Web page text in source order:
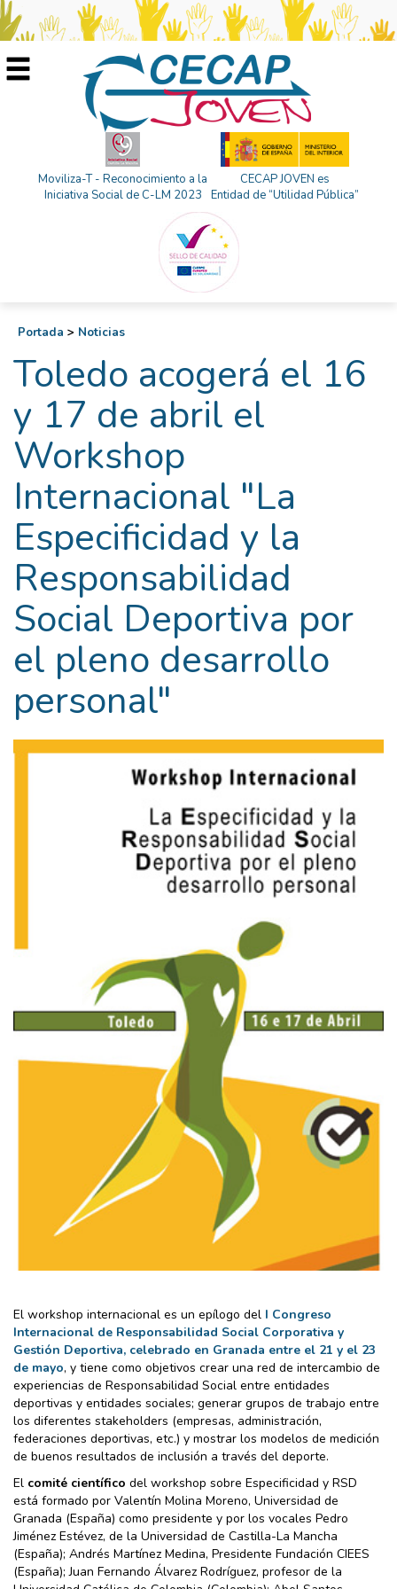
Moviliza-T - Reconocimiento a la
Iniciativa Social de C-LM 2023
CECAP JOVEN es
Entidad de “Utilidad Pública”
Portada > Noticias
Toledo acogerá el 16
y 17 de abril el
Workshop
Internacional "La
Especificidad y la
Responsabilidad
Social Deportiva por
el pleno desarrollo
personal"
El workshop internacional es un epílogo del I Congreso
Internacional de Responsabilidad Social Corporativa y
Gestión Deportiva, celebrado en Granada entre el 21 y el 23
de mayo, y tiene como objetivos crear una red de intercambio de
experiencias de Responsabilidad Social entre entidades
deportivas y entidades sociales; generar grupos de trabajo entre
los diferentes stakeholders (empresas, administración,
federaciones deportivas, etc.) y mostrar los modelos de medición
de buenos resultados de inclusión a través del deporte.
El comité científico del workshop sobre Especificidad y RSD
está formado por Valentín Molina Moreno, Universidad de
Granada (España) como presidente y por los vocales Pedro
Jiménez Estévez, de la Universidad de Castilla-La Mancha
(España); Andrés Martínez Medina, Presidente Fundación CIEES
(España); Juan Fernando Álvarez Rodríguez, profesor de la